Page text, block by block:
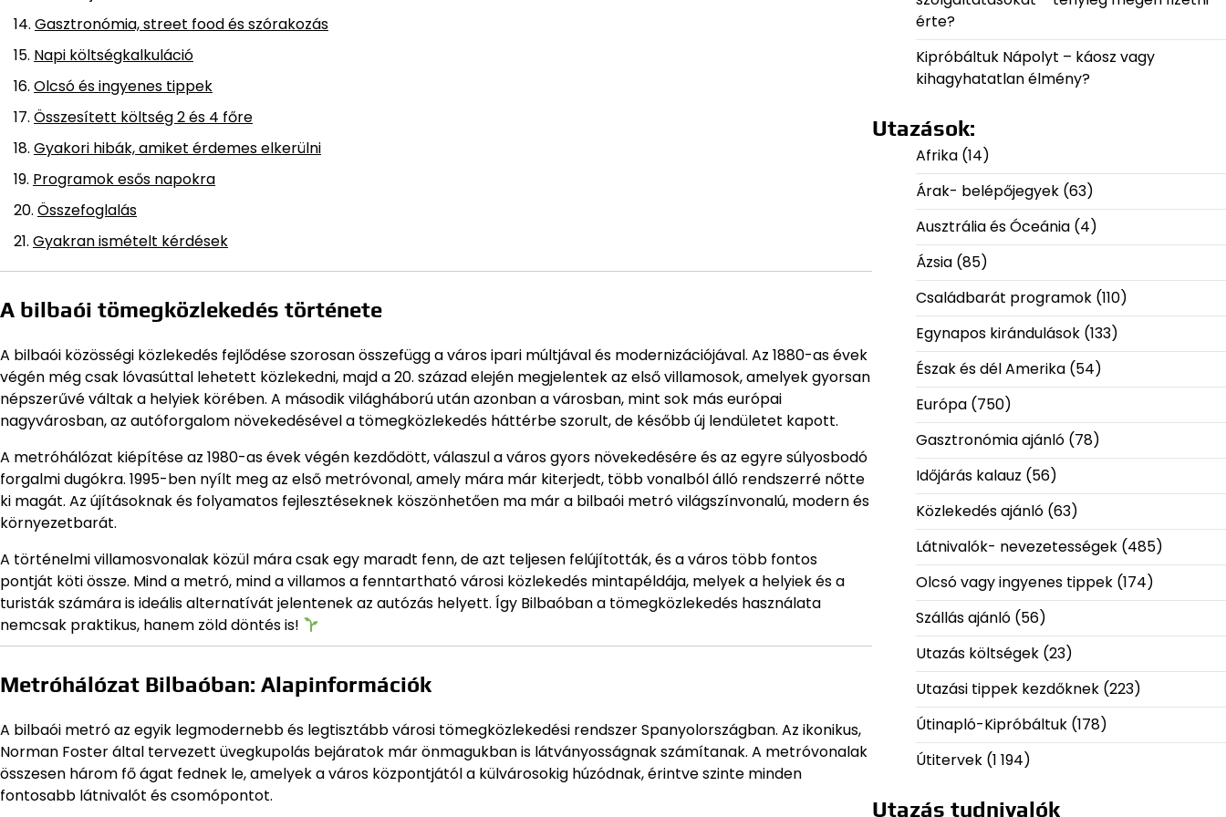
Gasztronómia, street food és szórakozás
Napi költségkalkuláció
Olcsó és ingyenes tippek
Összesített költség 2 és 4 főre
Gyakori hibák, amiket érdemes elkerülni
Programok esős napokra
Összefoglalás
Gyakran ismételt kérdések
A bilbaói tömegközlekedés története
A bilbaói közösségi közlekedés fejlődése szorosan összefügg a város ipari múltjával és modernizációjával. Az 1880-as évek
végén még csak lóvasúttal lehetett közlekedni, majd a 20. század elején megjelentek az első villamosok, amelyek gyorsan
népszerűvé váltak a helyiek körében. A második világháború után azonban a városban, mint sok más európai
nagyvárosban, az autóforgalom növekedésével a tömegközlekedés háttérbe szorult, de később új lendületet kapott.
A metróhálózat kiépítése az 1980-as évek végén kezdődött, válaszul a város gyors növekedésére és az egyre súlyosbodó
forgalmi dugókra. 1995-ben nyílt meg az első metróvonal, amely mára már kiterjedt, több vonalból álló rendszerré nőtte
ki magát. Az újításoknak és folyamatos fejlesztéseknek köszönhetően ma már a bilbaói metró világszínvonalú, modern és
környezetbarát.
A történelmi villamosvonalak közül mára csak egy maradt fenn, de azt teljesen felújították, és a város több fontos
pontját köti össze. Mind a metró, mind a villamos a fenntartható városi közlekedés mintapéldája, melyek a helyiek és a
turisták számára is ideális alternatívát jelentenek az autózás helyett. Így Bilbaóban a tömegközlekedés használata
nemcsak praktikus, hanem zöld döntés is!
Metróhálózat Bilbaóban: Alapinformációk
A bilbaói metró az egyik legmodernebb és legtisztább városi tömegközlekedési rendszer Spanyolországban. Az ikonikus,
Norman Foster által tervezett üvegkupolás bejáratok már önmagukban is látványosságnak számítanak. A metróvonalak
összesen három fő ágat fednek le, amelyek a város központjától a külvárosokig húzódnak, érintve szinte minden
fontosabb látnivalót és csomópontot.
érte?
Kipróbáltuk Nápolyt – káosz vagy
kihagyhatatlan élmény?
Utazások:
Afrika(14)
Árak- belépőjegyek(63)
Ausztrália és Óceánia(4)
Ázsia(85)
Családbarát programok(110)
Egynapos kirándulások(133)
Észak és dél Amerika(54)
Európa(750)
Gasztronómia ajánló(78)
Időjárás kalauz (56)
Közlekedés ajánló(63)
Látnivalók- nevezetességek(485)
Olcsó vagy ingyenes tippek(174)
Szállás ajánló(56)
Utazás költségek(23)
Utazási tippek kezdőknek(223)
Útinapló-Kipróbáltuk(178)
Útitervek(1 194)
Utazás tudnivalók